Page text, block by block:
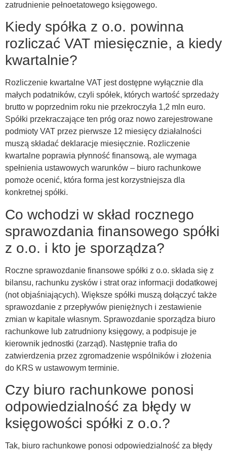
zatrudnienie pełnoetatowego księgowego.
Kiedy spółka z o.o. powinna
rozliczać VAT miesięcznie, a kiedy
kwartalnie?
Rozliczenie kwartalne VAT jest dostępne wyłącznie dla
małych podatników, czyli spółek, których wartość sprzedaży
brutto w poprzednim roku nie przekroczyła 1,2 mln euro.
Spółki przekraczające ten próg oraz nowo zarejestrowane
podmioty VAT przez pierwsze 12 miesięcy działalności
muszą składać deklaracje miesięcznie. Rozliczenie
kwartalne poprawia płynność finansową, ale wymaga
spełnienia ustawowych warunków – biuro rachunkowe
pomoże ocenić, która forma jest korzystniejsza dla
konkretnej spółki.
Co wchodzi w skład rocznego
sprawozdania finansowego spółki
z o.o. i kto je sporządza?
Roczne sprawozdanie finansowe spółki z o.o. składa się z
bilansu, rachunku zysków i strat oraz informacji dodatkowej
(not objaśniających). Większe spółki muszą dołączyć także
sprawozdanie z przepływów pieniężnych i zestawienie
zmian w kapitale własnym. Sprawozdanie sporządza biuro
rachunkowe lub zatrudniony księgowy, a podpisuje je
kierownik jednostki (zarząd). Następnie trafia do
zatwierdzenia przez zgromadzenie wspólników i złożenia
do KRS w ustawowym terminie.
Czy biuro rachunkowe ponosi
odpowiedzialność za błędy w
księgowości spółki z o.o.?
Tak, biuro rachunkowe ponosi odpowiedzialność za błędy